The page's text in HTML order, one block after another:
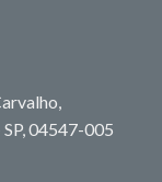
04547-005